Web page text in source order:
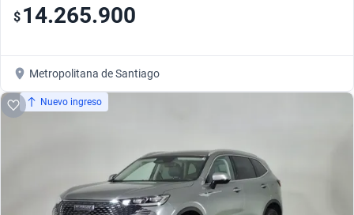
$ 14.265.900
Metropolitana de Santiago
Nuevo ingreso